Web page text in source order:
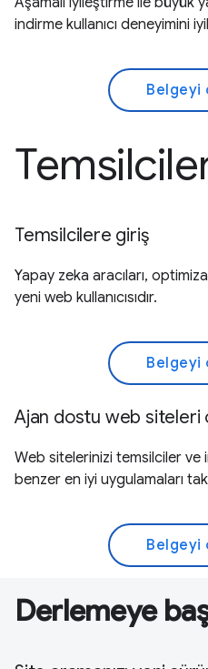
indirme kullanıcı deneyimini
Belgeyi
Temsilcilere giriş
Yapay zeka aracıları,
yeni web kullanıcısıdır.
Belgeyi
Ajan dostu web siteleri
Web sitelerinizi temsilciler ve
benzer en iyi uygulamaları
Belgeyi
Derlemeye